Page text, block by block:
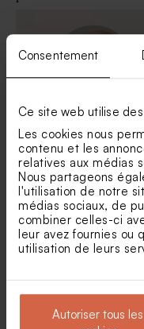
Consentement
Ce site web utilise
Les cookies nous
contenu et les
relatives aux médias
Nous partageons
l'utilisation de notre
médias sociaux, de
combiner celles-ci
leur avez fournies ou
utilisation de leurs
Autoriser tous les
Sticker autocollant
colombe messagère
Faire part naissance
et dorure fine